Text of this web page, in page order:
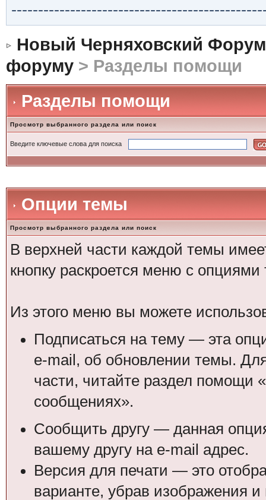
Новый Черняховский Форум
форуму> Разделы помощи
Разделы помощи
Просмотр выбранного раздела или поиск
Введите ключевые слова для поиска
Опции темы
Просмотр выбранного раздела или поиск
В верхней части каждой темы
кнопку раскроется меню с
Из этого меню вы можете
Подписаться на тему — эта
e-mail, об обновлении темы.
части, читайте раздел помощи
сообщениях».
Сообщить другу — данная
вашему другу на e-mail адрес.
Версия для печати — это
варианте, убрав изображения